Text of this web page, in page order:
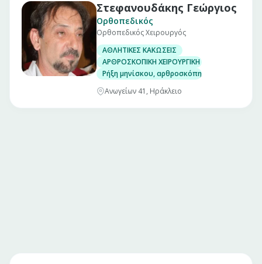
Στεφανουδάκης Γεώργιος
Ορθοπεδικός
Ορθοπεδικός Χειρουργός
ΑΘΛΗΤΙΚΕΣ ΚΑΚΩΣΕΙΣ
ΑΡΘΡΟΣΚΟΠΙΚΗ ΧΕΙΡΟΥΡΓΙΚΗ ΓΟΝΑΤΟΣ
Ρήξη μηνίσκου, αρθροσκόπηση γόνατος
Ανωγείων 41, Ηράκλειο